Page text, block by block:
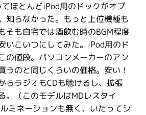
てほとんどiPod用のドックがオプ
知らなかった。もっと上位機種も
そも自宅では酒飲む時のBGM程度
いこいつにしてみた。iPod用のド
の値段。パソコンメーカーのアン
うのと同じくらいの価格。安い！
らラジオもCDも聴けるし、拡張
。（このモデルはMDレスタイ
ミネーションも無く、いたってシ